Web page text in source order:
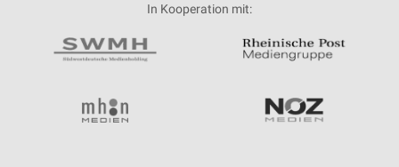
In Kooperation mit: